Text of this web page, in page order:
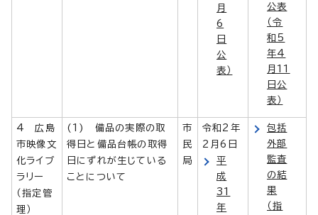
月
6
日
公
表）
公表
（令
和5
年4
月11
日公
表）
4 広島
市映像文
化ライブ
ラリー
（指定管
理）
(1) 備品の実際の取
得日と備品台帳の取得
日にずれが生じている
ことについて
市
民
局
令和2年
2月6日
平
成
31
年
包括
外部
監査
の結
果
（指